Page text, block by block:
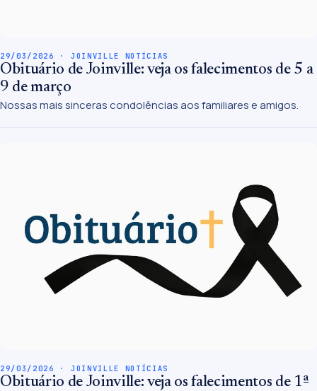
29/03/2026 · JOINVILLE NOTÍCIAS
Obituário de Joinville: veja os falecimentos de 5 a
9 de março
Nossas mais sinceras condolências aos familiares e amigos.
29/03/2026 · JOINVILLE NOTÍCIAS
Obituário de Joinville: veja os falecimentos de 1ª